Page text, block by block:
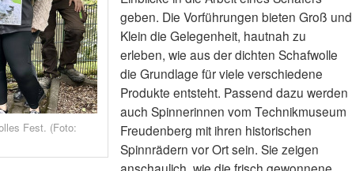
Fest. (Foto:
geben. Die Vorführungen bieten Groß und
Klein die Gelegenheit, hautnah zu
erleben, wie aus der dichten Schafwolle
die Grundlage für viele verschiedene
Produkte entsteht. Passend dazu werden
auch Spinnerinnen vom Technikmuseum
Freudenberg mit ihren historischen
Spinnrädern vor Ort sein. Sie zeigen